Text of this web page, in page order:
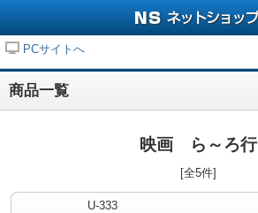
PCサイトへ
商品一覧
映画 ら～ろ行
[全5件]
U-333